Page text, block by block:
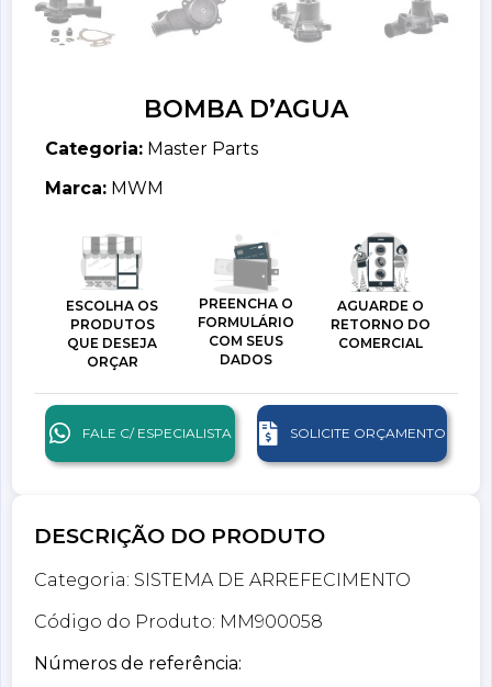
BOMBA D’AGUA
Categoria: Master Parts
Marca: MWM
ESCOLHA OS
PRODUTOS
QUE DESEJA
ORÇAR
PREENCHA O
FORMULÁRIO
COM SEUS
DADOS
AGUARDE O
RETORNO DO
COMERCIAL
FALE C/ ESPECIALISTA SOLICITE ORÇAMENTO
DESCRIÇÃO DO PRODUTO
Categoria: SISTEMA DE ARREFECIMENTO
Código do Produto: MM900058
Números de referência: